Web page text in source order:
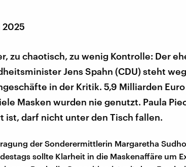
2025
zu chaotisch, zu wenig Kontrolle: Der
Jens Spahn (CDU) steht
in der Kritik. 5,9 Milliarden
Masken wurden nie genutzt. Paula
ist, darf nicht unter den Tisch fallen.
der Sonderermittlerin Margaretha
sollte Klarheit in die Maskenaffäre um